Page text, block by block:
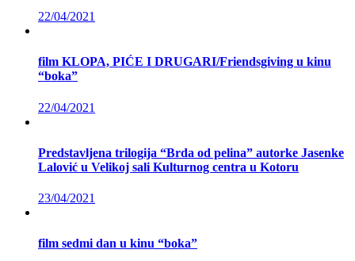
22/04/2021
film KLOPA, PIĆE I DRUGARI/Friendsgiving u kinu
“boka”
22/04/2021
Predstavljena trilogija “Brda od pelina” autorke Jasenke
Lalović u Velikoj sali Kulturnog centra u Kotoru
23/04/2021
film sedmi dan u kinu “boka”